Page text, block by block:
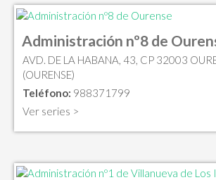
Administración nº8 de
AVD. DE LA HABANA, 43, CP 32003
(OURENSE)
Teléfono: 988371799
Ver series >